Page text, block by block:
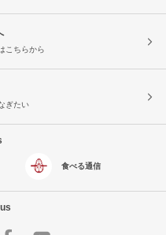
こちらから
ぎたい
食べる通信